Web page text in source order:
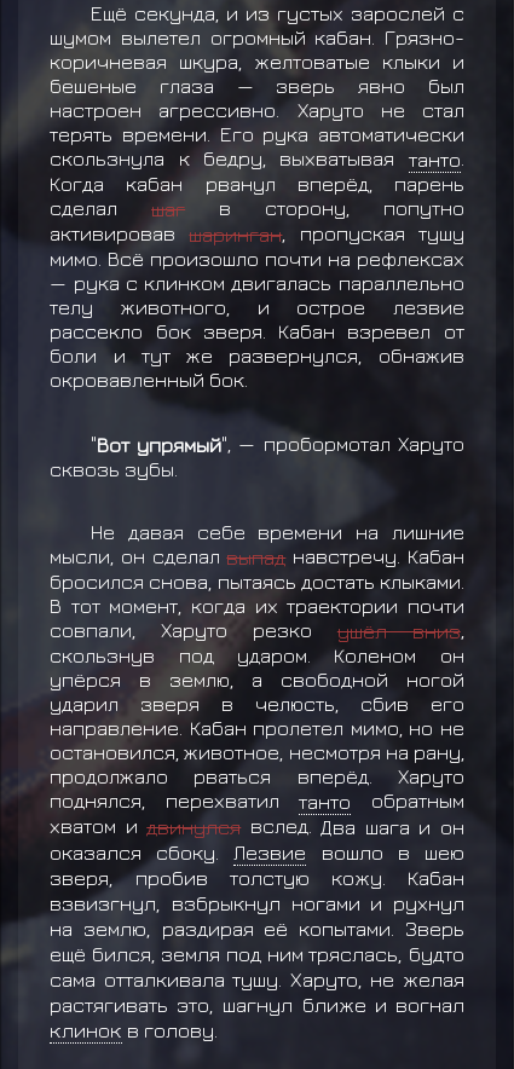
Ещё секунда, и из густых зарослей с
шумом вылетел огромный кабан. Грязно-
коричневая шкура, желтоватые клыки и
бешеные глаза — зверь явно был
настроен агрессивно. Харуто не стал
терять времени. Его рука автоматически
скользнула к бедру, выхватывая танто.
Когда кабан рванул вперёд, парень
сделалшаг в сторону, попутно
активировавшаринган, пропуская тушу
мимо. Всё произошло почти на рефлексах
— рука с клинком двигалась параллельно
телу животного, и острое лезвие
рассекло бок зверя. Кабан взревел от
боли и тут же развернулся, обнажив
окровавленный бок.
"Вот упрямый", — пробормотал Харуто
сквозь зубы.
Не давая себе времени на лишние
мысли, он сделалвыпаднавстречу. Кабан
бросился снова, пытаясь достать клыками.
В тот момент, когда их траектории почти
совпали, Харуто резко ушёл вниз,
скользнув под ударом. Коленом он
упёрся в землю, а свободной ногой
ударил зверя в челюсть, сбив его
направление. Кабан пролетел мимо, но не
остановился, животное, несмотря на рану,
продолжало рваться вперёд. Харуто
поднялся, перехватилтанто обратным
хватом идвинулсявслед. Два шага и он
оказался сбоку. Лезвие вошло в шею
зверя, пробив толстую кожу. Кабан
взвизгнул, взбрыкнул ногами и рухнул
на землю, раздирая её копытами. Зверь
ещё бился, земля под ним тряслась, будто
сама отталкивала тушу. Харуто, не желая
растягивать это, шагнул ближе и вогнал
клинок в голову.